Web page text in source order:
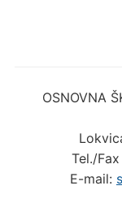
OSNOVNA
Tel./
E-mail: